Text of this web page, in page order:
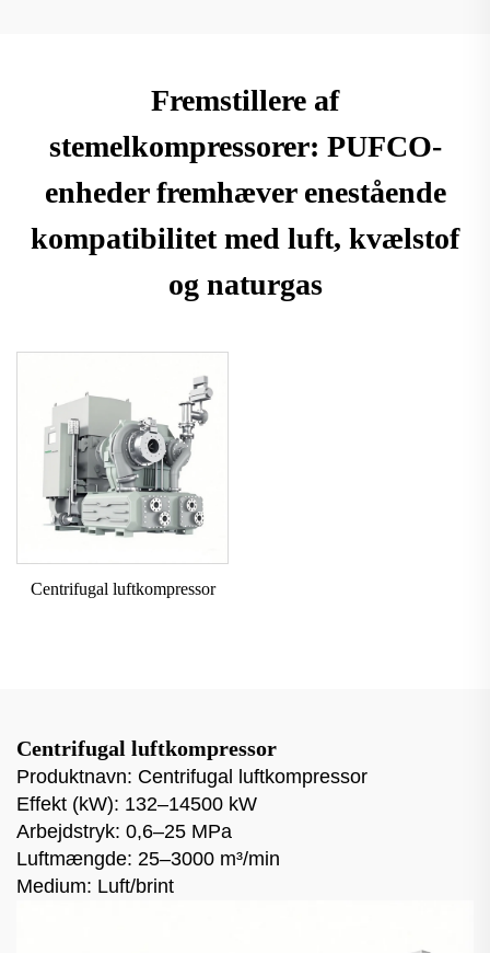
Fremstillere af
stemelkompressorer: PUFCO-
enheder fremhæver enestående
kompatibilitet med luft, kvælstof
og naturgas
Centrifugal luftkompressor
Centrifugal luftkompressor
Produktnavn: Centrifugal luftkompressor
Effekt (kW): 132–14500 kW
Arbejdstryk: 0,6–25 MPa
Luftmængde: 25–3000 m³/min
Medium: Luft/brint